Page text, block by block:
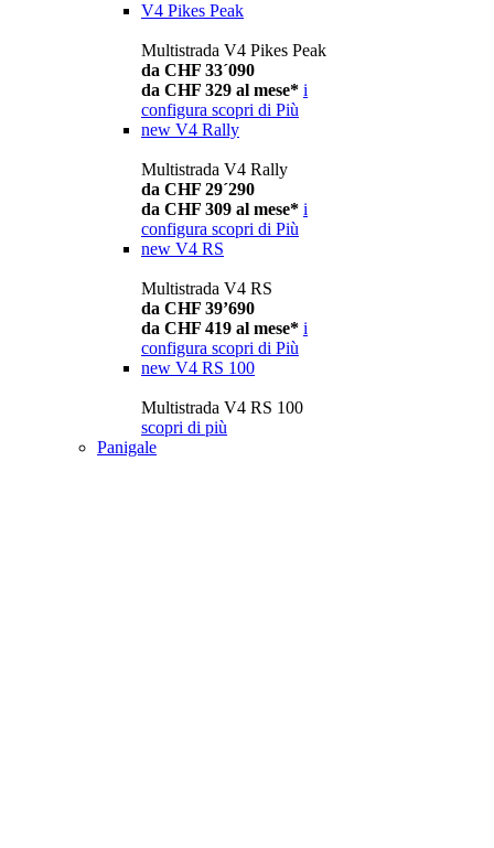
V4 Pikes Peak
Multistrada V4 Pikes Peak
da CHF 33´090
da CHF 329 al mese* i
configura scopri di Più
new V4 Rally
Multistrada V4 Rally
da CHF 29´290
da CHF 309 al mese* i
configura scopri di Più
new V4 RS
Multistrada V4 RS
da CHF 39’690
da CHF 419 al mese* i
configura scopri di Più
new V4 RS 100
Multistrada V4 RS 100
scopri di più
Panigale